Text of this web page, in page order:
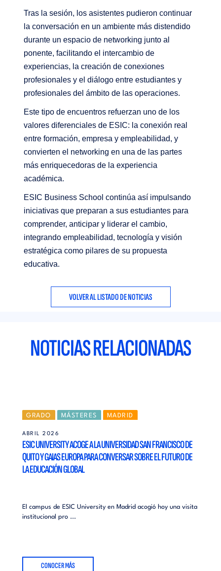
Tras la sesión, los asistentes pudieron continuar
la conversación en un ambiente más distendido
durante un espacio de networking junto al
ponente, facilitando el intercambio de
experiencias, la creación de conexiones
profesionales y el diálogo entre estudiantes y
profesionales del ámbito de las operaciones.
Este tipo de encuentros refuerzan uno de los
valores diferenciales de ESIC: la conexión real
entre formación, empresa y empleabilidad, y
convierten el networking en una de las partes
más enriquecedoras de la experiencia
académica.
ESIC Business School continúa así impulsando
iniciativas que preparan a sus estudiantes para
comprender, anticipar y liderar el cambio,
integrando empleabilidad, tecnología y visión
estratégica como pilares de su propuesta
educativa.
VOLVER AL LISTADO DE NOTICIAS
NOTICIAS RELACIONADAS
GRADO MÁSTERES MADRID
ABRIL 2026
ESIC UNIVERSITY ACOGE A LA UNIVERSIDAD SAN FRANCISCO DE
QUITO Y GAIAS EUROPA PARA CONVERSAR SOBRE EL FUTURO DE
LA EDUCACIÓN GLOBAL
El campus de ESIC University en Madrid acogió hoy una visita
institucional pro ...
CONOCER MÁS